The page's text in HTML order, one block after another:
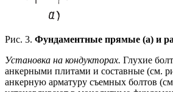
Рис. 3. Фундаментные прямые (а) и
Установка на кондукторах. Глухие
анкерными плитами и составные (см.
анкерную арматуру съемных болтов